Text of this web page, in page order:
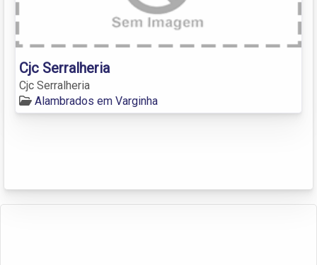
Cjc Serralheria
Cjc Serralheria
Alambrados em Varginha